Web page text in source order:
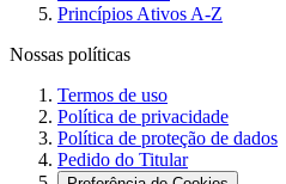
Princípios Ativos A-Z
Nossas políticas
Termos de uso
Política de privacidade
Política de proteção de dados
Pedido do Titular